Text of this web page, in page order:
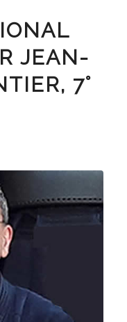
JEAN-
7°